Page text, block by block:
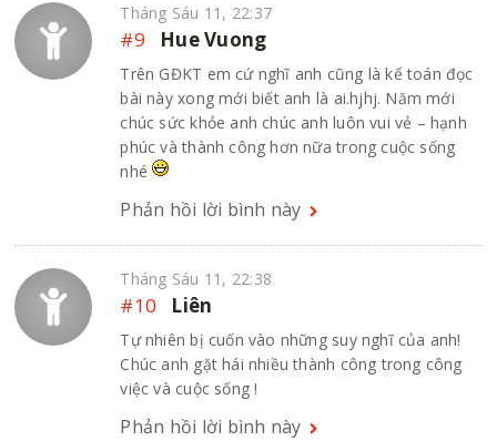
Tháng Sáu 11, 22:37
#9 Hue Vuong
Trên GĐKT em cứ nghĩ anh cũng là kế toán đọc
bài này xong mới biết anh là ai.hjhj. Năm mới
chúc sức khỏe anh chúc anh luôn vui vẻ – hạnh
phúc và thành công hơn nữa trong cuộc sống
nhé
Phản hồi lời bình này
Tháng Sáu 11, 22:38
#10 Liên
Tự nhiên bị cuốn vào những suy nghĩ của anh!
Chúc anh gặt hái nhiều thành công trong công
việc và cuộc sống !
Phản hồi lời bình này